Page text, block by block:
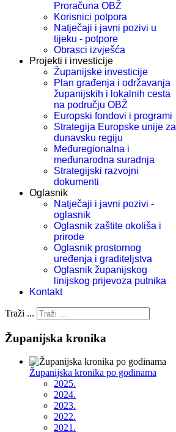
Proračuna OBŽ
Korisnici potpora
Natječaji i javni pozivi u
tijeku - potpore
Obrasci izvješća
Projekti i investicije
Županijske investicije
Plan građenja i održavanja
županijskih i lokalnih cesta
na području OBŽ
Europski fondovi i programi
Strategija Europske unije za
dunavsku regiju
Međuregionalna i
međunarodna suradnja
Strategijski razvojni
dokumenti
Oglasnik
Natječaji i javni pozivi -
oglasnik
Oglasnik zaštite okoliša i
prirode
Oglasnik prostornog
uređenja i graditeljstva
Oglasnik županijskog
linijskog prijevoza putnika
Kontakt
Traži ...
Županijska kronika
Županijska kronika po godinama
2025.
2024.
2023.
2022.
2021.